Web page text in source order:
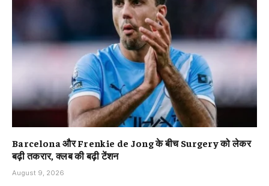
Barcelona और Frenkie de Jong के बीच Surgery को लेकर
बढ़ी तकरार, क्लब की बढ़ी टेंशन
August 9, 2026